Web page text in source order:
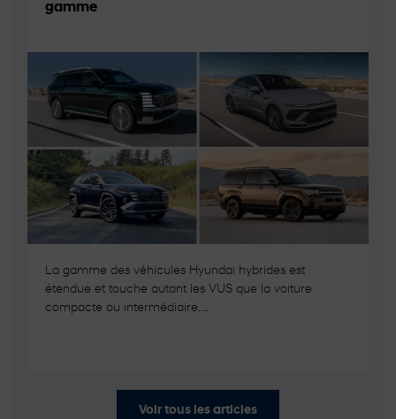
gamme
La gamme des véhicules Hyundai hybrides est
étendue et touche autant les VUS que la voiture
compacte ou intermédiaire....
Voir tous les articles